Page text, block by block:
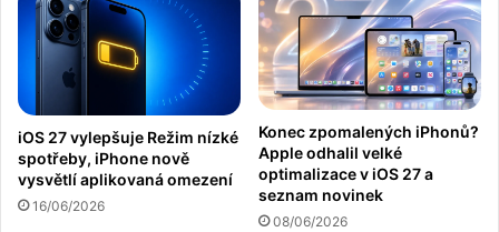
iOS 27 vylepšuje Režim nízké
spotřeby, iPhone nově
vysvětlí aplikovaná omezení
16/06/2026
Konec zpomalených iPhonů?
Apple odhalil velké
optimalizace v iOS 27 a
seznam novinek
08/06/2026